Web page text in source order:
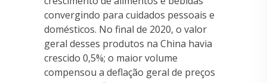
convergindo para cuidados pessoais e
domésticos. No final de 2020, o valor
geral desses produtos na China havia
crescido 0,5%; o maior volume
compensou a deflação geral de preços